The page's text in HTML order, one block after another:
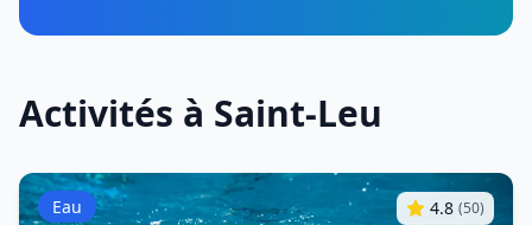
Activités à Saint-Leu
Eau 4.8 (50)